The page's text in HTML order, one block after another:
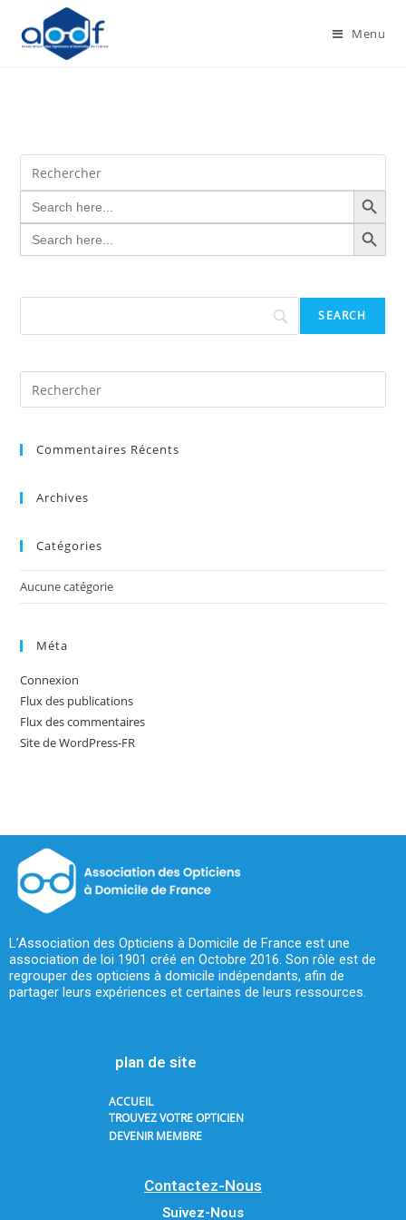
Menu
Search
for:
SEARCH BUTTON
Search
for:
SEARCH BUTTON
Commentaires Récents
Archives
Catégories
Aucune catégorie
Méta
Connexion
Flux des publications
Flux des commentaires
Site de WordPress-FR
L’Association des Opticiens à Domicile de France est une
association de loi 1901 créé en Octobre 2016. Son rôle est de
regrouper des opticiens à domicile indépendants, afin de
partager leurs expériences et certaines de leurs ressources.
plan de site
ACCUEIL
TROUVEZ VOTRE OPTICIEN
DEVENIR MEMBRE
Contactez-Nous
Suivez-Nous